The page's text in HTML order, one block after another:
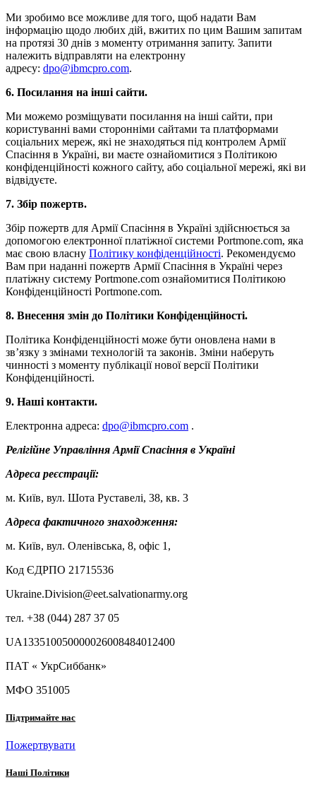
Ми зробимо все можливе для того, щоб надати Вам
інформацію щодо любих дій, вжитих по цим Вашим запитам
на протязі 30 днів з моменту отримання запиту. Запити
належить відправляти на електронну
адресу: dpo@ibmcpro.com.
6. Посилання на інші сайти.
Ми можемо розміщувати посилання на інші сайти, при
користуванні вами сторонніми сайтами та платформами
соціальних мереж, які не знаходяться під контролем Армії
Спасіння в Україні, ви маєте ознайомитися з Політикою
конфіденційності кожного сайту, або соціальної мережі, які ви
відвідуєте.
7. Збір пожертв.
Збір пожертв для Армії Спасіння в Україні здійснюється за
допомогою електронної платіжної системи Portmone.com, яка
має свою власну Політику конфіденційності. Рекомендуємо
Вам при наданні пожертв Армії Спасіння в Україні через
платіжну систему Portmone.com ознайомитися Політикою
Конфіденційності Portmone.com.
8. Внесення змін до Політики Конфіденційності.
Політика Конфіденційності може бути оновлена нами в
зв’язку з змінами технологій та законів. Зміни наберуть
чинності з моменту публікації нової версії Політики
Конфіденційності.
9. Наші контакти.
Електронна адреса: dpo@ibmcpro.com .
Релігійне Управління Армії Спасіння в Україні
Адреса реєстрації:
м. Київ, вул. Шота Руставелі, 38, кв. 3
Адреса фактичного знаходження:
м. Київ, вул. Оленівська, 8, офіс 1,
Код ЄДРПО 21715536
Ukraine.Division@eet.salvationarmy.org
тел. +38 (044) 287 37 05
UA133510050000026008484012400
ПАТ « УкрСиббанк»
МФО 351005
Підтримайте нас
Пожертвувати
Наші Політики